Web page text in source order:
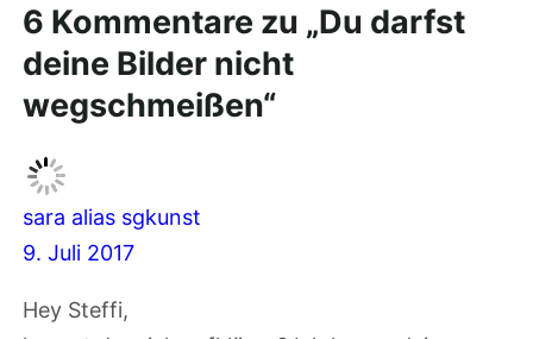
6 Kommentare zu „Du darfst
deine Bilder nicht
wegschmeißen“
sara alias sgkunst
9. Juli 2017
Hey Steffi,